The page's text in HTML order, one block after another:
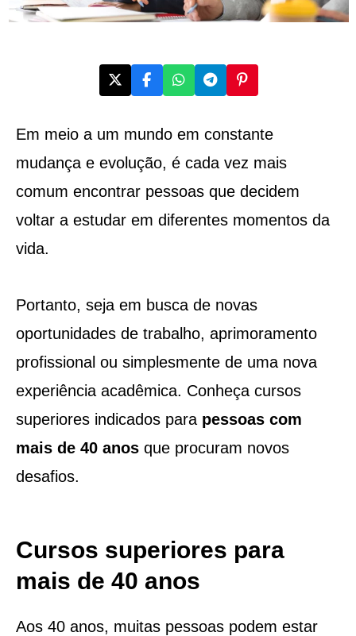
Em meio a um mundo em constante
mudança e evolução, é cada vez mais
comum encontrar pessoas que decidem
voltar a estudar em diferentes momentos da
vida.
Portanto, seja em busca de novas
oportunidades de trabalho, aprimoramento
profissional ou simplesmente de uma nova
experiência acadêmica. Conheça cursos
superiores indicados para pessoas com
mais de 40 anosque procuram novos
desafios.
Cursos superiores para
mais de 40 anos
Aos 40 anos, muitas pessoas podem estar